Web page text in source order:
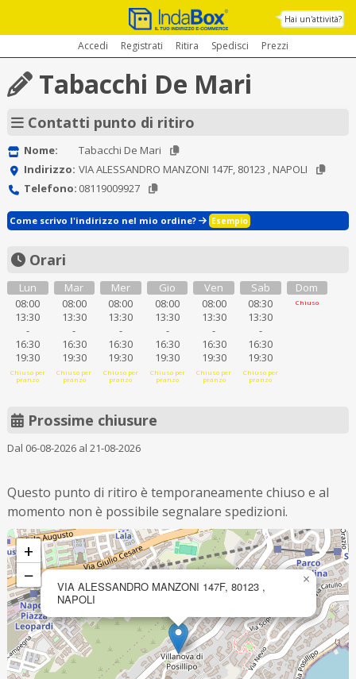
Hai un'attività?
Accedi Registrati Ritira Spedisci Prezzi
Tabacchi De Mari
Contatti punto di ritiro
Nome:
Tabacchi De Mari
Indirizzo: VIA ALESSANDRO MANZONI 147F, 80123 , NAPOLI
Telefono: 08119009927
Come scrivo l'indirizzo nel mio ordine? Esempio
Orari
Lun
08:00
13:30
-
16:30
19:30
Chiuso per
pranzo
Mar
08:00
13:30
-
16:30
19:30
Chiuso per
pranzo
Mer
08:00
13:30
-
16:30
19:30
Chiuso per
pranzo
Gio
08:00
13:30
-
16:30
19:30
Chiuso per
pranzo
Ven
08:00
13:30
-
16:30
19:30
Chiuso per
pranzo
Sab
08:30
13:30
-
16:30
19:30
Chiuso per
pranzo
Dom
Chiuso
Prossime chiusure
Dal 06-08-2026 al 21-08-2026
Questo punto di ritiro è temporaneamente chiuso e al
momento non è possibile segnalare spedizioni.
VIA ALESSANDRO MANZONI 147F, 80123 ,
NAPOLI
×
+
−